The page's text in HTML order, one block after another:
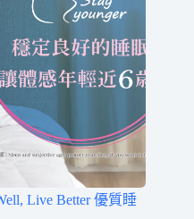
Live Better 優質睡